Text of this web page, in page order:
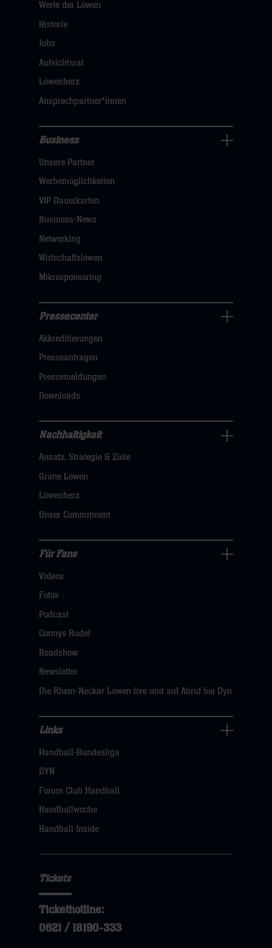
uns
Navigation
öffnen,
hier
Werte der Löwen
Historie
Jobs
Aufsichtsrat
Löwenherz
Ansprechpartner*innen
Navigation
öffnen,
dann
klicken
Business
Unsere Partner
Werbemöglichkeiten
VIP Dauerkarten
Business-News
Networking
Wirtschaftslöwen
Mikrosponsoring
Navigation
öffnen,
dann
klicken
hier
Pressecenter
Akkreditierungen
Presseanfragen
Pressemeldungen
Downloads
Nachhaltigkeit
Navigation
öffnen,
dann
hier
Nachhaltigkeit
Ansatz, Strategie & Ziele
Grüne Löwen
Löwenherz
Unser Commitment
Fans
Navigation
öffnen,
dann
hier
Für Fans
Videos
Fotos
Podcast
Connys Rudel
Roadshow
Newsletter
Die Rhein-Neckar Löwen live und auf Abruf bei Dyn
Navigation
öffnen,
dann
klicken
Links
Handball-Bundesliga
DYN
Forum Club Handball
Handballwoche
Handball Inside
Tickets
Tickethotline:
0621 / 18190-333